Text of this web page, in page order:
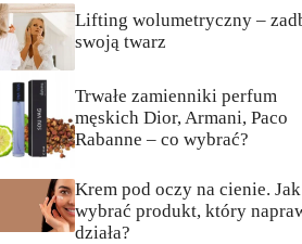
Lifting wolumetryczny –
swoją twarz
Trwałe zamienniki perfum
męskich Dior, Armani, Paco
Rabanne – co wybrać?
Krem pod oczy na cienie. Jak
wybrać produkt, który
działa?